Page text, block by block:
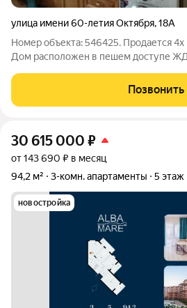
улица имени 60-летия Октября,18А
Номер объекта: 546425. Продается 4х
Дом расположен в пешем доступе
садики,торговые центры. Дом двух
придомовая территория,чистый
Позвонить
30 615 000 ₽
от 143 690 ₽ в месяц
94,2 м²
3-комн. апартаменты 5 этаж
новостройка